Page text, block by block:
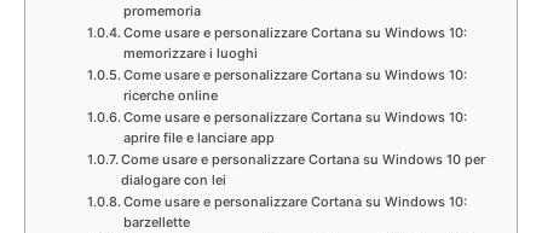
promemoria
Come usare e personalizzare Cortana su Windows 10:
memorizzare i luoghi
Come usare e personalizzare Cortana su Windows 10:
ricerche online
Come usare e personalizzare Cortana su Windows 10:
aprire file e lanciare app
Come usare e personalizzare Cortana su Windows 10 per
dialogare con lei
Come usare e personalizzare Cortana su Windows 10:
barzellette